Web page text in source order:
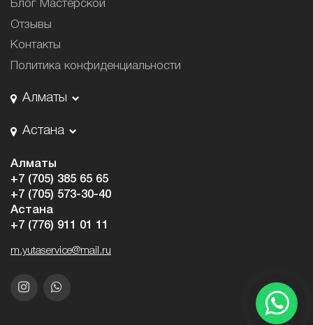
Блог Мастерской
Отзывы
Контакты
Политика конфиденциальности
Алматы
Астана
Алматы
+7 (705) 385 65 65
+7 (705) 573-30-40
Астана
+7 (776) 911 01 11
m.yutaservice@mail.ru